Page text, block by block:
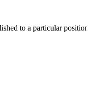
to a particular